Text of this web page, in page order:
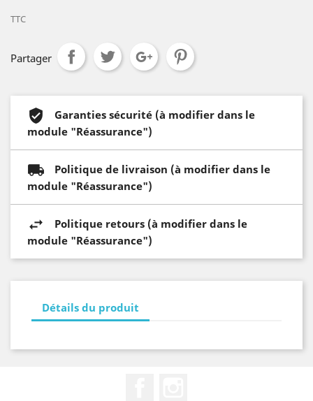
TTC
Partager
Garanties sécurité (à modifier dans le
module "Réassurance")
Politique de livraison (à modifier dans le
module "Réassurance")
Politique retours (à modifier dans le
module "Réassurance")
Détails du produit